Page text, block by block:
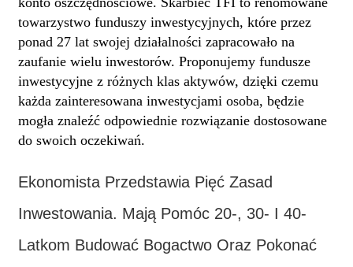
towarzystwo funduszy inwestycyjnych, które przez
ponad 27 lat swojej działalności zapracowało na
zaufanie wielu inwestorów. Proponujemy fundusze
inwestycyjne z różnych klas aktywów, dzięki czemu
każda zainteresowana inwestycjami osoba, będzie
mogła znaleźć odpowiednie rozwiązanie dostosowane
do swoich oczekiwań.
Ekonomista Przedstawia Pięć Zasad
Inwestowania. Mają Pomóc 20-, 30- I 40-
Latkom Budować Bogactwo Oraz Pokonać